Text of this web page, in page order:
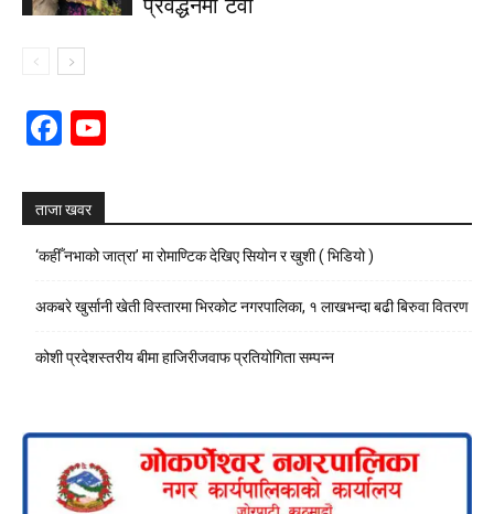
प्रवर्द्धनमा टेवा
Facebook
ताजा खवर
‘कहीँ नभाको जात्रा’ मा रोमाण्टिक देखिए सियोन र खुशी ( भिडियो )
अकबरे खुर्सानी खेती विस्तारमा भिरकोट नगरपालिका, १ लाखभन्दा बढी बिरुवा वितरण
कोशी प्रदेशस्तरीय बीमा हाजिरीजवाफ प्रतियोगिता सम्पन्न